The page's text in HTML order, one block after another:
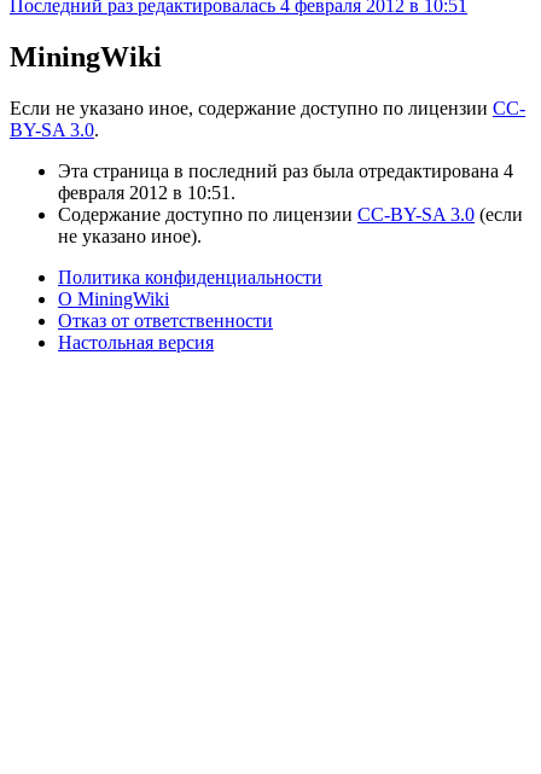
Последний раз редактировалась 4 февраля 2012 в 10:51
MiningWiki
Если не указано иное, содержание доступно по лицензии CC-
BY-SA 3.0.
Эта страница в последний раз была отредактирована 4
февраля 2012 в 10:51.
Содержание доступно по лицензии CC-BY-SA 3.0 (если
не указано иное).
Политика конфиденциальности
О MiningWiki
Отказ от ответственности
Настольная версия